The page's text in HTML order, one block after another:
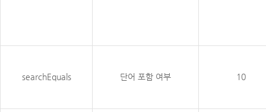
searchEquals 단어 포함 여부 10